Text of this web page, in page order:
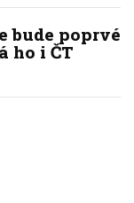
bude poprvé
ho i ČT